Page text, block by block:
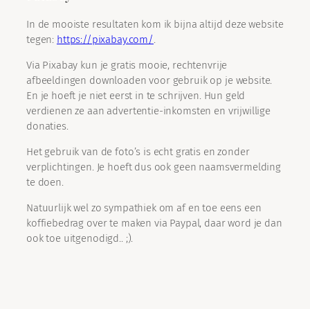
In de mooiste resultaten kom ik bijna altijd deze website
tegen: https://pixabay.com/.
Via Pixabay kun je gratis mooie, rechtenvrije
afbeeldingen downloaden voor gebruik op je website.
En je hoeft je niet eerst in te schrijven. Hun geld
verdienen ze aan advertentie-inkomsten en vrijwillige
donaties.
Het gebruik van de foto’s is echt gratis en zonder
verplichtingen. Je hoeft dus ook geen naamsvermelding
te doen.
Natuurlijk wel zo sympathiek om af en toe eens een
koffiebedrag over te maken via Paypal, daar word je dan
ook toe uitgenodigd.. ;).